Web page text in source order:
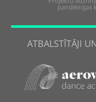
pandēmijas
ATBALSTĪTĀJI